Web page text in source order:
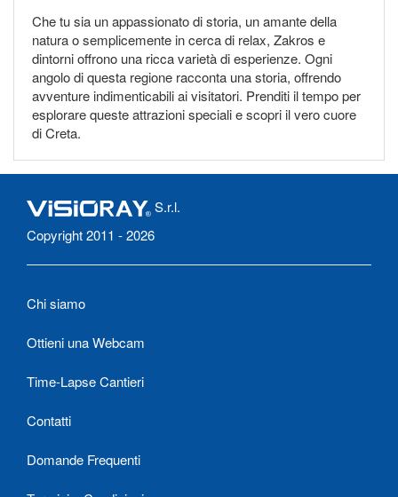
Che tu sia un appassionato di storia, un amante della
natura o semplicemente in cerca di relax, Zakros e
dintorni offrono una ricca varietà di esperienze. Ogni
angolo di questa regione racconta una storia, offrendo
avventure indimenticabili ai visitatori. Prenditi il tempo per
esplorare queste attrazioni speciali e scopri il vero cuore
di Creta.
S.r.l.
Copyright 2011 - 2026
Chi siamo
Ottieni una Webcam
Time-Lapse Cantieri
Contatti
Domande Frequenti